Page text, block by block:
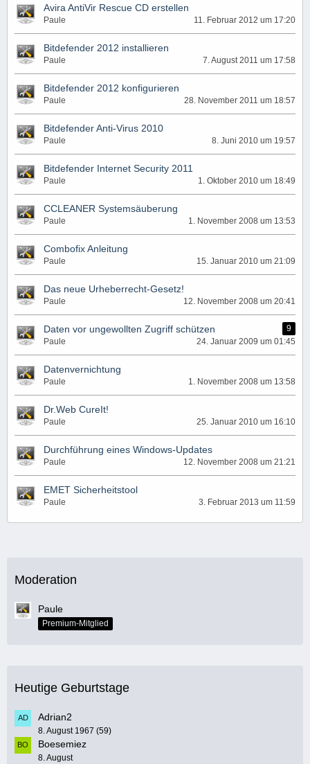
Avira AntiVir Rescue CD erstellen
Paule 11. Februar 2012 um 17:20
Bitdefender 2012 installieren
Paule 7. August 2011 um 17:58
Bitdefender 2012 konfigurieren
Paule 28. November 2011 um 18:57
Bitdefender Anti-Virus 2010
Paule 8. Juni 2010 um 19:57
Bitdefender Internet Security 2011
Paule 1. Oktober 2010 um 18:49
CCLEANER Systemsäuberung
Paule 1. November 2008 um 13:53
Combofix Anleitung
Paule 15. Januar 2010 um 21:09
Das neue Urheberrecht-Gesetz!
Paule 12. November 2008 um 20:41
Daten vor ungewollten Zugriff schützen
9
Paule
24. Januar 2009 um 01:45
Datenvernichtung
Paule 1. November 2008 um 13:58
Dr.Web CureIt!
Paule 25. Januar 2010 um 16:10
Durchführung eines Windows-Updates
Paule 12. November 2008 um 21:21
EMET Sicherheitstool
Paule 3. Februar 2013 um 11:59
Moderation
Paule
Premium-Mitglied
Heutige Geburtstage
Adrian2
8. August 1967 (59)
Boesemiez
8. August